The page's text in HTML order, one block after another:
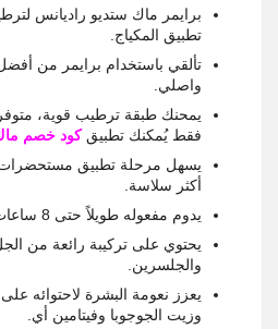
برايمر ماك ستديو راديانس
تطبيق المكياج.
تألقي باستخدام برايمر من
واصلي.
فقط يُمكنك تطبيقكود خصم
يسهل مرحلة تطبيق مستحضرات
أكثر سلاسة.
يدوم مفعوله طويلاً حتى 8 ساعات.
يحتوي على تركيبة رائعة من
والجلسرين.
يعزز نعومة البشرة لاحتوائه
وزيت الجوجوبا وفيتامين أي.